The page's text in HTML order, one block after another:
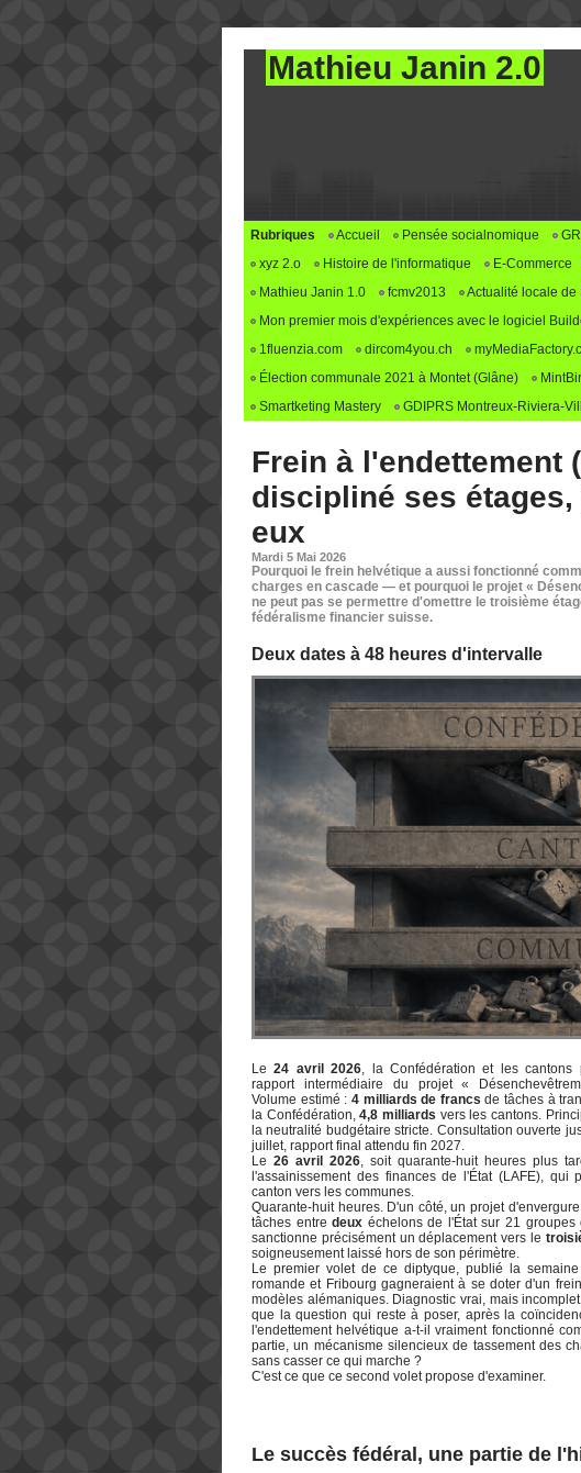
Mathieu Janin 2.0
Rubriques Accueil Pensée socialnomique GRI
xyz 2.o
Histoire de l'informatique E-Commerce
Mathieu Janin 1.0
fcmv2013
Actualité locale de
Mon premier mois d'expériences avec le logiciel
1fluenzia.com
dircom4you.ch
Élection communale 2021 à Montet (Glâne)
Smartketing Mastery
GDIPRS Montreux-Riviera-
Frein à l'endettement
discipliné ses
eux
Mardi 5 Mai 2026
Pourquoi le frein helvétique a aussi fonctionné
charges en cascade — et pourquoi le projet «
ne peut pas se permettre d'omettre le troisième
fédéralisme financier suisse.
Deux dates à 48 heures d'intervalle
Le24 avril 2026, la Confédération et les cantons
rapport intermédiaire du projet «
Volume estimé : 4 milliards de francs de tâches à
la Confédération,4,8 milliards vers les cantons.
la neutralité budgétaire stricte. Consultation ouverte
juillet, rapport final attendu fin 2027.
Le26 avril 2026, soit quarante-huit heures plus
l'assainissement des finances de l'État (LAFE), qui
canton vers les communes.
Quarante-huit heures. D'un côté, un projet
tâches entredeux échelons de l'État sur 21
sanctionne précisément un déplacement vers le
soigneusement laissé hors de son périmètre.
Le premier volet de ce diptyque, publié la
romande et Fribourg gagneraient à se doter d'un
modèles alémaniques. Diagnostic vrai, mais
que la question qui reste à poser, après la
l'endettement helvétique a-t-il vraiment fonctionné
partie, un mécanisme silencieux de tassement des
sans casser ce qui marche ?
C'est ce que ce second volet propose d'examiner.
Le succès fédéral, une partie de